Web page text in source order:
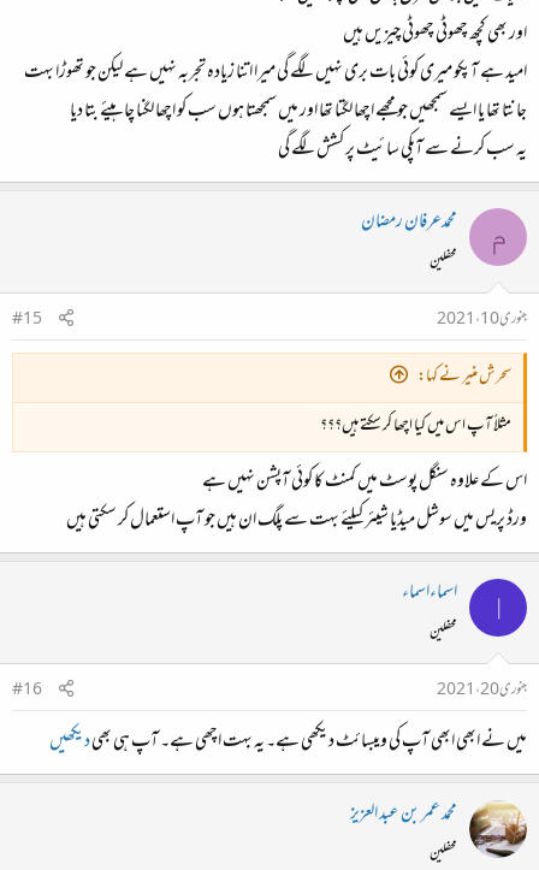
اور بھی کچھ چھوٹی چھوٹی چیزیں ہیں
امید ہے آپکو میری کوئی بات بری نہیں لگے گی میرا اتنا زیادہ تجربہ نہیں ہے لیکن جو تھوڑا بہت
جانتا تھا یا ایسے سمجھیں جو مجھے اچھا لگتا تھا اور میں سمجھتا ہوں سب کو اچھا لگنا چاہیئے بتا دیا
یہ سب کرنے سے آپکی سائیٹ پر کشش لگے گی
م محمدعرفان رمضان
محفلین
جنوری 10، 2021
#15
سحرش منیر نے کہا:
مثلاً آپ اس میں کیا اچھا کر سکتے ہیں؟؟؟
اس کے علاوہ سنگل پوسٹ میں کمنٹ کا کوئی آپشن نہیں ہے
ورڈ پریس میں سوشل میڈیا شیئر کیلئے بہت سے پلگ ان ہیں جو آپ استعمال کر سکتی ہیں
ا اسماءاسماء
محفلین
جنوری 20، 2021
#16
میں نے ابھی ابھی آپ کی ویبسائٹ دیکھی ہے۔ یہ بہت اچھی ہے۔ آپ ہی بھیدیکھیں
محمد عمر بن عبد العزیز
محفلین